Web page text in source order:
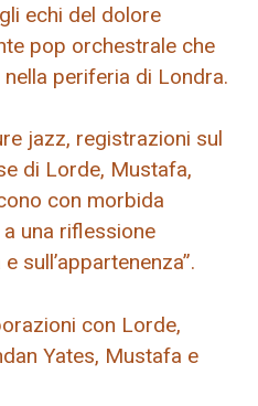
echi del dolore
pop orchestrale che
periferia di Londra.
jazz, registrazioni sul
di Lorde, Mustafa,
con morbida
una riflessione
sull’appartenenza”.
con Lorde,
Yates, Mustafa e